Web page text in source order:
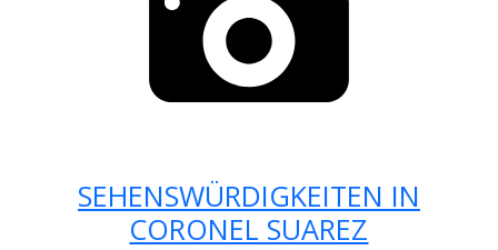
SEHENSWÜRDIGKEITEN IN
CORONEL SUAREZ